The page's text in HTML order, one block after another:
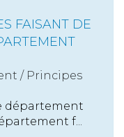
FAISANT DE
/ Principes
département
f...